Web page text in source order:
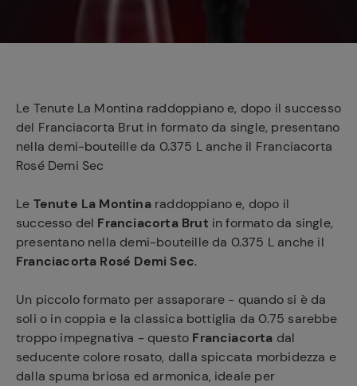
Le Tenute La Montina raddoppiano e, dopo il successo
del Franciacorta Brut in formato da single, presentano
nella demi-bouteille da 0.375 L anche il Franciacorta
Rosé Demi Sec
Le Tenute La Montina raddoppiano e, dopo il
successo del Franciacorta Brut in formato da single,
presentano nella demi-bouteille da 0.375 L anche il
Franciacorta Rosé Demi Sec.
Un piccolo formato per assaporare - quando si è da
soli o in coppia e la classica bottiglia da 0.75 sarebbe
troppo impegnativa - questo Franciacorta dal
seducente colore rosato, dalla spiccata morbidezza e
dalla spuma briosa ed armonica, ideale per